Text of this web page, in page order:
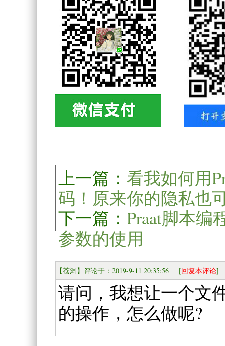
上一篇： 看我如何用
码！原来你的隐私也
下一篇： Praat脚本编
参数的使用
【苍洱】评论于：2019-9-11 20:35:56 [回复本评论]
请问，我想让一个文
的操作，怎么做呢?